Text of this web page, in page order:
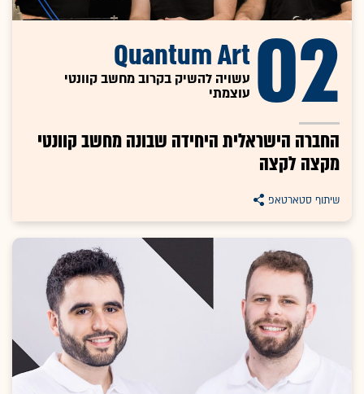
02
Quantum Art
עשויה להשיק בקרוב מחשב קוונטי
עוצמתי
החברה הישראלית היחידה שבונה מחשב קוונטי
מקצה לקצה
שיתוף סטארטאפ